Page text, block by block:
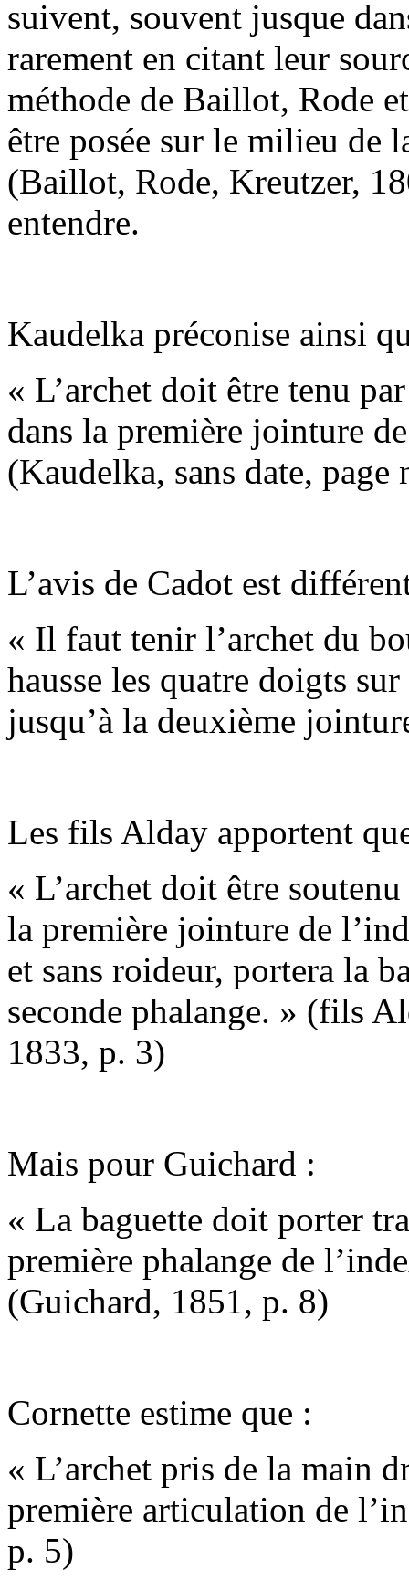
suivent, souvent jusque
rarement en citant leur
méthode de Baillot, Rode
être posée sur le milieu de
(Baillot, Rode, Kreutzer,
entendre.
Kaudelka préconise ainsi
« L’archet doit être tenu
dans la première jointure
(Kaudelka, sans date,
L’avis de Cadot est
« Il faut tenir l’archet du
hausse les quatre doigts
jusqu’à la deuxième
Les fils Alday apportent
« L’archet doit être
la première jointure de
et sans roideur, portera la
seconde phalange. » (fils
1833, p. 3)
Mais pour Guichard :
« La baguette doit porter
première phalange de
(Guichard, 1851, p. 8)
Cornette estime que :
« L’archet pris de la main
première articulation de
p. 5)